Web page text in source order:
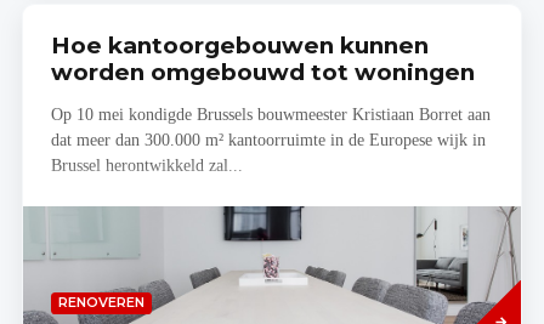
Hoe kantoorgebouwen kunnen
worden omgebouwd tot woningen
Op 10 mei kondigde Brussels bouwmeester Kristiaan Borret aan
dat meer dan 300.000 m² kantoorruimte in de Europese wijk in
Brussel herontwikkeld zal...
RENOVEREN
Lees
meer